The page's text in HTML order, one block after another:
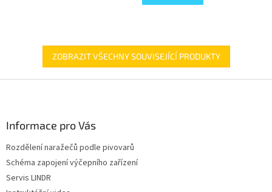
ZOBRAZIT VŠECHNY SOUVISEJÍCÍ PRODUKTY
Informace pro Vás
Rozdělení naražečů podle pivovarů
Schéma zapojení výčepního zařízení
Servis LINDR